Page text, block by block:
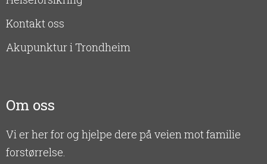
Kontakt oss
Akupunktur i Trondheim
Om oss
Vi er her for og hjelpe dere på veien mot familie
forstørrelse.